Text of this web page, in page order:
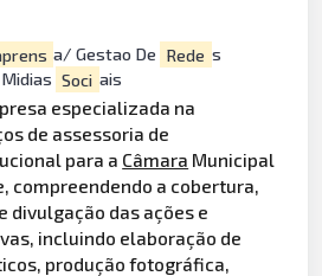
a/ Gestao De Rede s
Soci ais
especializada na
de assessoria de
para a Câmara Municipal
compreendendo a cobertura,
divulgação das ações e
incluindo elaboração de
produção fotográfica,